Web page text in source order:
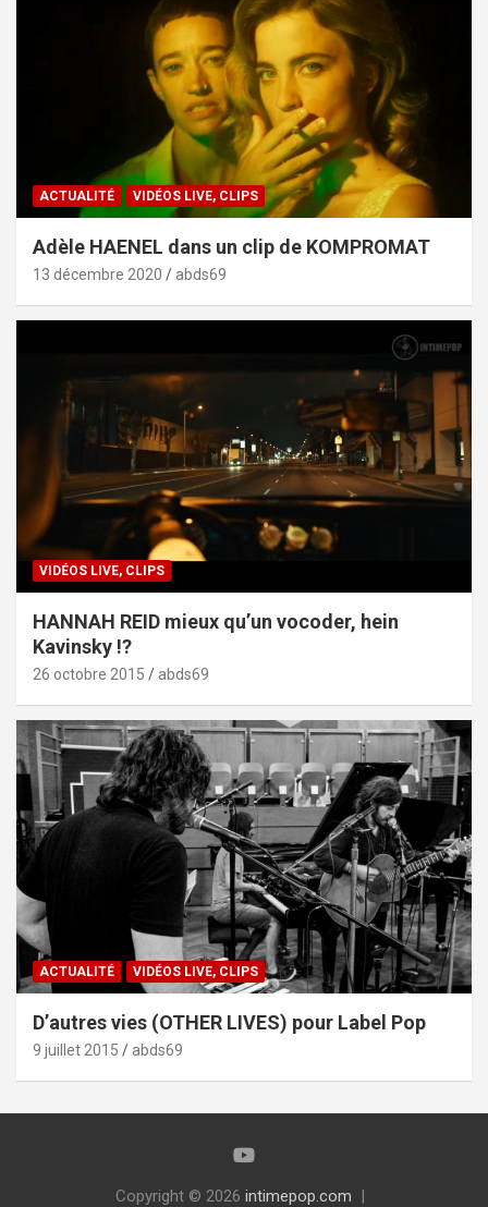
ACTUALITÉ VIDÉOS LIVE, CLIPS
Adèle HAENEL dans un clip de KOMPROMAT
13 décembre 2020 abds69
VIDÉOS LIVE, CLIPS
HANNAH REID mieux qu’un vocoder, hein
Kavinsky !?
26 octobre 2015 abds69
ACTUALITÉ VIDÉOS LIVE, CLIPS
D’autres vies (OTHER LIVES) pour Label Pop
9 juillet 2015 abds69
Copyright © 2026 intimepop.com